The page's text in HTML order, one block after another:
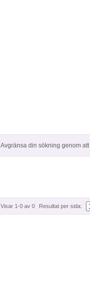
Avgränsa din sökning genom
Visar 1-0 av 0 Resultat per sida: